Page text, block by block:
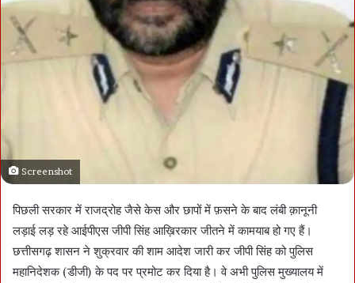
Screenshot
पिछली सरकार में राजद्रोह जैसे केस और छापों में फ़सने के बाद लंबी क़ानूनी
लड़ाई लड़ रहे आईपीएस जीपी सिंह आख़िरकार जीतने में कामयाब हो गए हैं।
छत्तीसगढ़ शासन ने शुक्रवार की शाम आदेश जारी कर जीपी सिंह को पुलिस
महानिदेशक (डीजी) के पद पर प्रमोट कर दिया है। वे अभी पुलिस मुख्यालय में